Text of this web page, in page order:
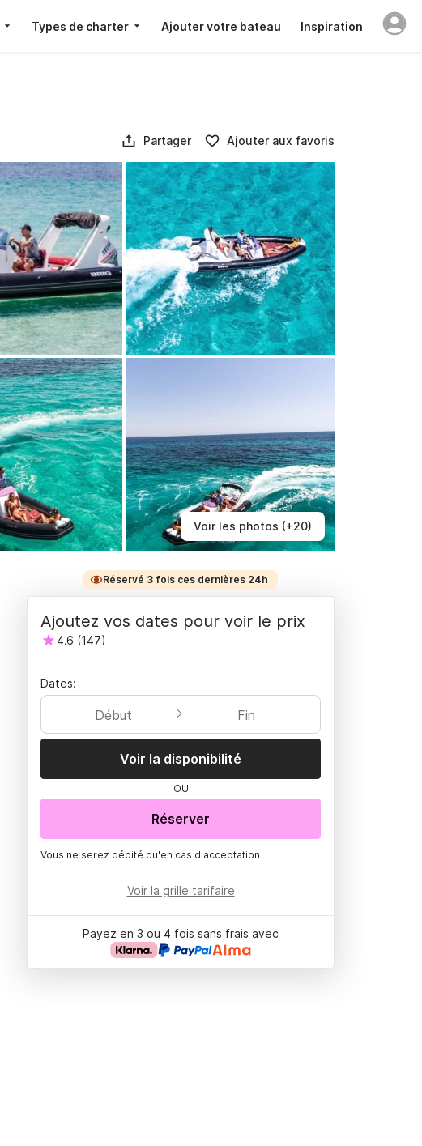
Types de charter Ajouter votre bateau Inspiration
Voir les photos (+20)
Partager Ajouter aux favoris
Réservé 3 fois ces dernières 24h
Ajoutez vos dates pour voir le prix
4.6 (147)
Dates:
Début Fin
Voir la disponibilité
OU
Réserver
Vous ne serez débité qu'en cas d'acceptation
Voir la grille tarifaire
Payez en 3 ou 4 fois sans frais avec